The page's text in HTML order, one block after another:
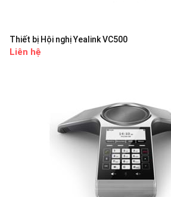
Thiết bị Hội nghị Yealink VC500
Liên hệ